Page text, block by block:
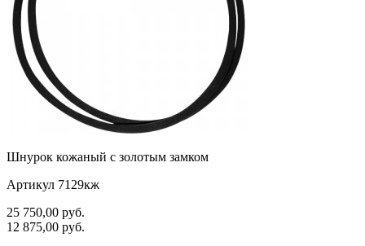
Шнурок кожаный с золотым замком
Артикул 7129кж
25 750,00 руб.
12 875,00 руб.